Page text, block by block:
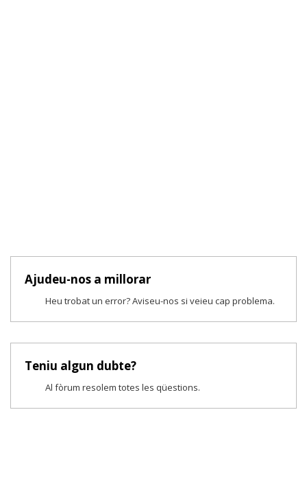
Ajudeu-nos a millorar
Heu trobat un error? Aviseu-nos si veieu cap problema.
Teniu algun dubte?
Al fòrum resolem totes les qüestions.